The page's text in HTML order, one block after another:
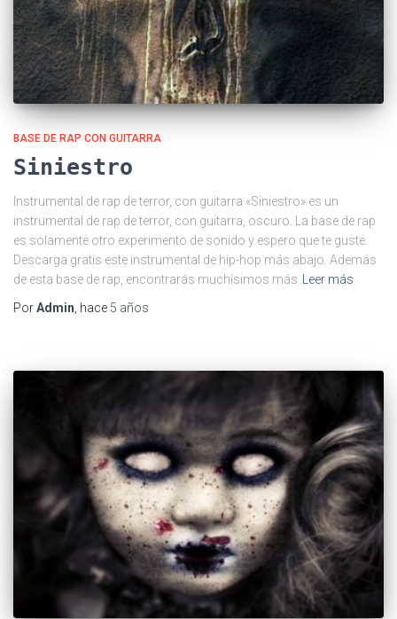
BASE DE RAP CON GUITARRA
Siniestro
Instrumental de rap de terror, con guitarra «Siniestro» es un
instrumental de rap de terror, con guitarra, oscuro. La base de rap
es solamente otro experimento de sonido y espero que te guste.
Descarga gratis este instrumental de hip-hop más abajo. Además
de esta base de rap, encontrarás muchísimos más
Leer más
PorAdmin , hace 5 años